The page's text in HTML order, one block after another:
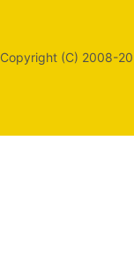
Copyright (C) 2008-